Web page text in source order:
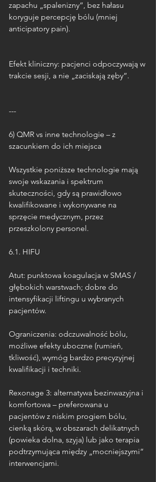
zapachu „spalenizny”, bez hałasu
koryguje percepcję bólu (mniej
anticipatory pain).
Efekt kliniczny: pacjenci odpoczywają w
trakcie sesji, a nie „zaciskają zęby”.
---
6) QMR vs inne technologie – z
szacunkiem do ich miejsca
Wszystkie poniższe technologie mają
swoje wskazania i spektrum
skuteczności, gdy są prawidłowo
kwalifikowane i wykonywane na
sprzęcie medycznym, przez
przeszkolony personel.
6.1. HIFU
Atut: punktowa koagulacja w SMAS /
głębokich warstwach; dobre do
intensyfikacji liftingu u wybranych
pacjentów.
Ograniczenia: odczuwalność bólu,
możliwe efekty uboczne (rumień,
tkliwość), wymóg bardzo precyzyjnej
kwalifikacji i techniki.
Rexonage 3: alternatywa bezinwazyjna i
komfortowa – preferowana u
pacjentów z niskim progiem bólu,
cienką skórą, w obszarach delikatnych
(powieka dolna, szyja) lub jako terapia
podtrzymująca między „mocniejszymi”
interwencjami.